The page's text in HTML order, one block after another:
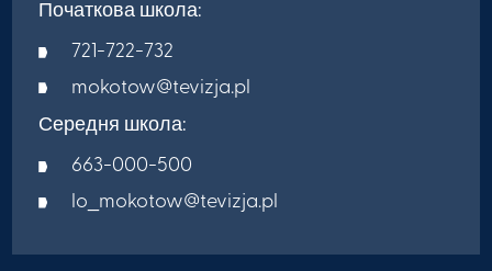
Початкова школа:
721-722-732
mokotow@tevizja.pl
Середня школа:
663-000-500
lo_mokotow@tevizja.pl